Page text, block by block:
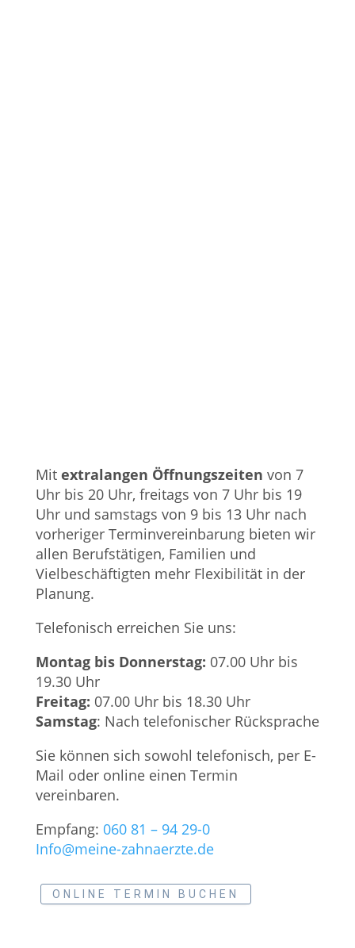
Mit extralangen Öffnungszeiten von 7
Uhr bis 20 Uhr, freitags von 7 Uhr bis 19
Uhr und samstags von 9 bis 13 Uhr nach
vorheriger Terminvereinbarung bieten wir
allen Berufstätigen, Familien und
Vielbeschäftigten mehr Flexibilität in der
Planung.
Telefonisch erreichen Sie uns:
Montag bis Donnerstag: 07.00 Uhr bis
19.30 Uhr
Freitag: 07.00 Uhr bis 18.30 Uhr
Samstag: Nach telefonischer Rücksprache
Sie können sich sowohl telefonisch, per E-
Mail oder online einen Termin
vereinbaren.
Empfang: 060 81 – 94 29-0
Info@meine-zahnaerzte.de
ONLINE TERMIN BUCHEN